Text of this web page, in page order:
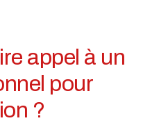
appel à un
pour
?